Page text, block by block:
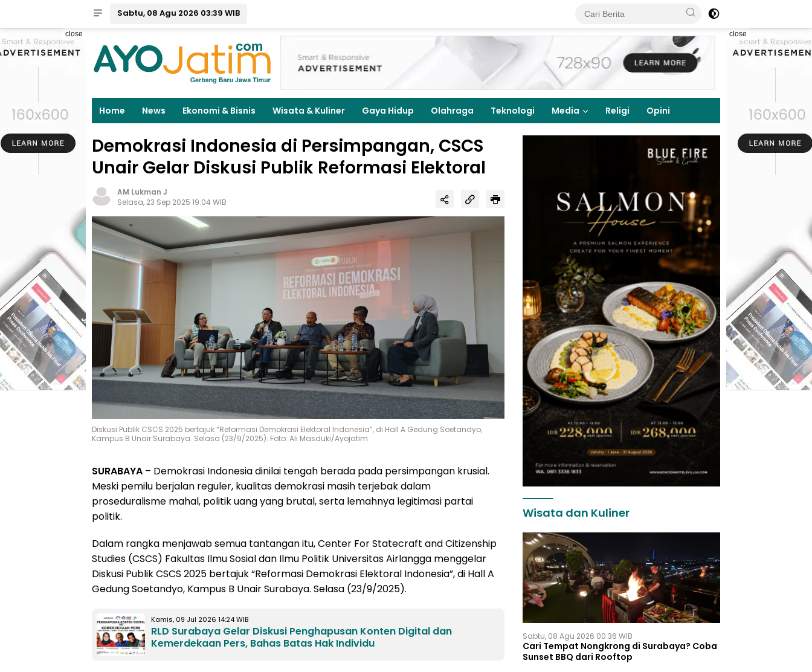
Sabtu, 08 Agu 2026 03:39 WIB
close close
Home News Ekonomi & Bisnis Wisata & Kuliner Gaya Hidup Olahraga Teknologi Media Religi Opini
Demokrasi Indonesia di Persimpangan, CSCS
Unair Gelar Diskusi Publik Reformasi Elektoral
AM Lukman J
Selasa, 23 Sep 2025 19:04 WIB
Diskusi Publik CSCS 2025 bertajuk “Reformasi Demokrasi Elektoral Indonesia”, di Hall A Gedung Soetandyo,
Kampus B Unair Surabaya. Selasa (23/9/2025). Foto: Ali Masduki/Ayojatim
SURABAYA – Demokrasi Indonesia dinilai tengah berada pada persimpangan krusial.
Meski pemilu berjalan reguler, kualitas demokrasi masih terjebak dalam
proseduralisme mahal, politik uang yang brutal, serta lemahnya legitimasi partai
politik.
Dalam rangka menjawab semua tantangan itu, Center For Statecraft and Citizenship
Studies (CSCS) Fakultas Ilmu Sosial dan Ilmu Politik Universitas Airlangga menggelar
Diskusi Publik CSCS 2025 bertajuk “Reformasi Demokrasi Elektoral Indonesia”, di Hall A
Gedung Soetandyo, Kampus B Unair Surabaya. Selasa (23/9/2025).
Kamis, 09 Jul 2026 14:24 WIB
RLD Surabaya Gelar Diskusi Penghapusan Konten Digital dan
Kemerdekaan Pers, Bahas Batas Hak Individu
Wisata dan Kuliner
Sabtu, 08 Agu 2026 00:36 WIB
Cari Tempat Nongkrong di Surabaya? Coba
Sunset BBQ dari Rooftop